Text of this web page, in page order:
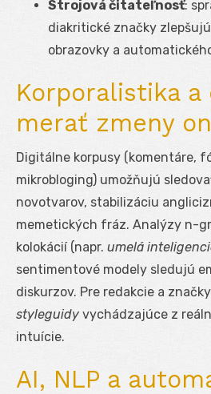
Strojová čitateľnosť:
diakritické značky
obrazovky a
Korporalistika a
merať zmeny
Digitálne korpusy (komentáre,
mikrobloging) umožňujú
novotvarov, stabilizáciu
memetických fráz. Analýzy n-
kolokácií (napr. umelá
sentimentové modely sledujú
diskurzov. Pre redakcie a
styleguidy vychádzajúce z
intuície.
AI, NLP a